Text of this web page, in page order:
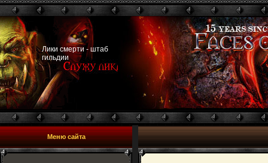
Лики смерти - штаб
гильдии
Меню сайта